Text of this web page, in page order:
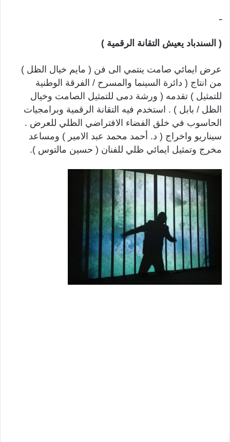
ـ
( السندباد يعيش التقانة الرقمية )
عرض ايمائي صامت ينتمي الى فن ( مايم خيال الظل )
من انتاج ( دائرة السينما والمسرح / الفرقة الوطنية
للتمثيل ) تقدمه ( ورشة دمى للتمثيل الصامت وخيال
الظل / بابل ) . استخدم فيه التقانة الرقمية وبرامجيات
الحاسوب في خلق الفضاء الافتراضي الظلي للعرض .
سيناريو واخراج ( د. أحمد محمد عبد الامير ) ومساعد
مخرج وتمثيل ايمائي ظلي للفنان ( حسين مالتوس ).